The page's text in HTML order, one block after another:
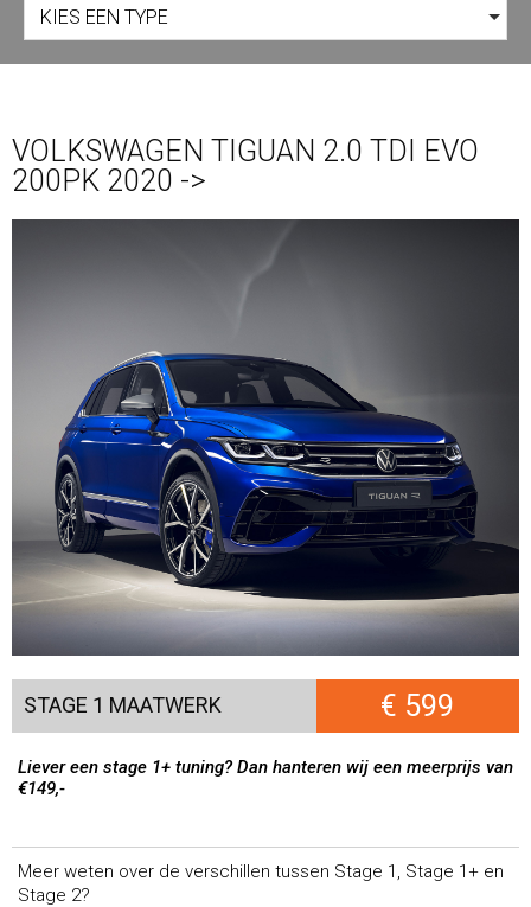
KIES EEN TYPE
VOLKSWAGEN TIGUAN 2.0 TDI EVO
200PK 2020 ->
STAGE 1 MAATWERK € 599
Liever een stage 1+ tuning? Dan hanteren wij een meerprijs van
€149,-
Meer weten over de verschillen tussen Stage 1, Stage 1+ en
Stage 2?